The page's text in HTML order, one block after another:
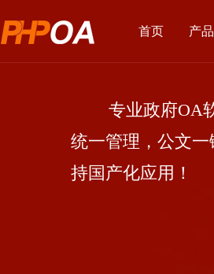
首页 产
专业政府OA软
统一管理，公文
持国产化应用！